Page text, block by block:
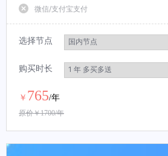
微信/支付宝支付
选择节点
购买时长
￥ 765/年
原价￥1700/年